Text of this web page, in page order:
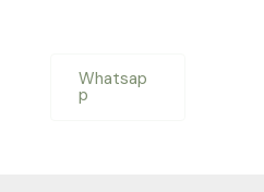
Whatsap
p